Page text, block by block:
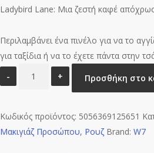
Ladybird Lane: Μια ζεστή καφέ
Περιλαμβάνει ένα πινέλο για να το
για ταξίδια ή να το έχετε πάντα στην
Cosmetics
Boxed
Peachy
Προσθήκη στο
Κωδικός προϊόντος: 5056369125651
Μακιγιάζ Προσώπου, Ρουζ Brand: W7